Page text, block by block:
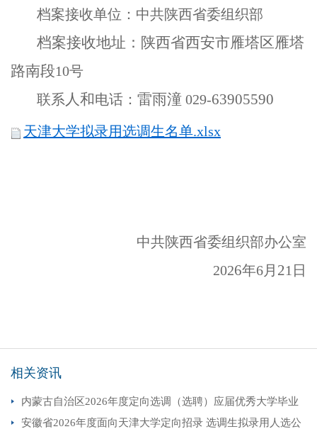
档案接收单位：中共陕西省委组织部
档案接收地址：陕西省西安市雁塔区雁塔
路南段10号
联系人和电话： 雷雨潼 029-63905590
天津大学拟录用选调生名单.xlsx
中共陕西省委组织部办公室
2026年6月 21 日
相关资讯
内蒙古自治区2026年度定向选调（选聘）应届优秀大学毕业
生拟录用（聘用） 人员公示
安徽省2026年度面向天津大学定向招录 选调生拟录用人选公